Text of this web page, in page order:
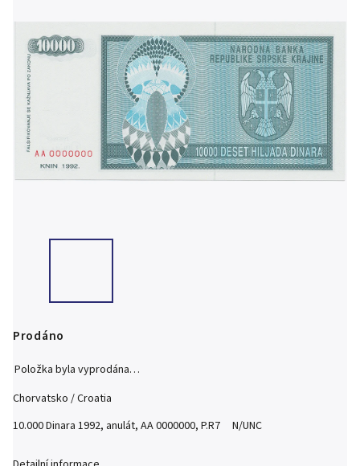
Prodáno
Položka byla vyprodána…
Chorvatsko / Croatia
10.000 Dinara 1992, anulát, AA 0000000, P.R7 N/UNC